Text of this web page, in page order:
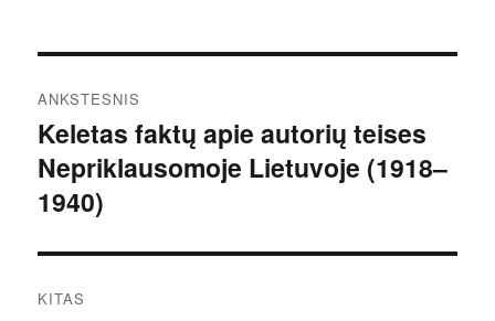
tarp
įrašų
ANKSTESNIS
Ankstesnis
įrašas:
Keletas faktų apie autorių teises
Nepriklausomoje Lietuvoje (1918–
1940)
KITAS